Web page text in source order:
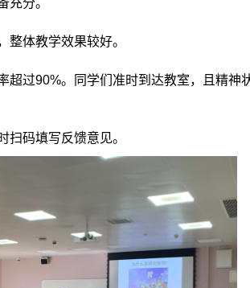
充分。
整体教学效果较好。
超过90%。同学们准时到达教室，且精神
扫码填写反馈意见。